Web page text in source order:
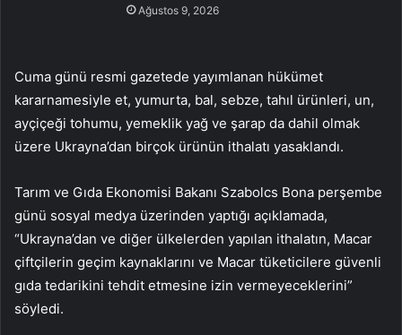
Ağustos 9, 2026
Cuma günü resmi gazetede yayımlanan hükümet
kararnamesiyle et, yumurta, bal, sebze, tahıl ürünleri, un,
ayçiçeği tohumu, yemeklik yağ ve şarap da dahil olmak
üzere Ukrayna’dan birçok ürünün ithalatı yasaklandı.
Tarım ve Gıda Ekonomisi Bakanı Szabolcs Bona perşembe
günü sosyal medya üzerinden yaptığı açıklamada,
“Ukrayna’dan ve diğer ülkelerden yapılan ithalatın, Macar
çiftçilerin geçim kaynaklarını ve Macar tüketicilere güvenli
gıda tedarikini tehdit etmesine izin vermeyeceklerini”
söyledi.